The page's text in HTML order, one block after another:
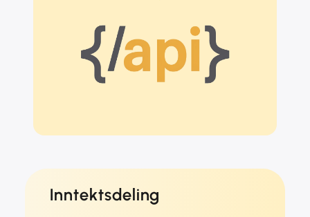
Inntektsdeling